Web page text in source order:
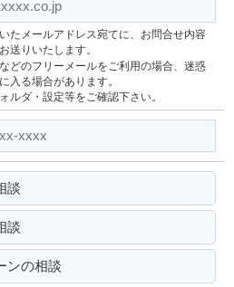
たメールアドレス宛てに、お問合せ内容
送りいたします。
どのフリーメールをご利用の場合、迷惑
入る場合があります。
ルダ・設定等をご確認下さい。
談
談
ンの相談